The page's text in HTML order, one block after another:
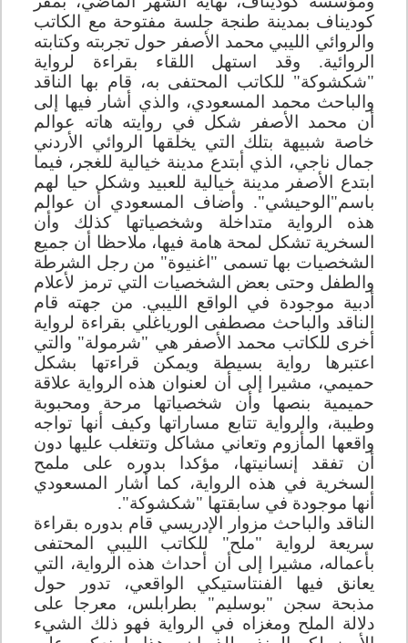
كوديناف بمدينة طنجة جلسة مفتوحة مع الكاتب
والروائي الليبي محمد الأصفر حول تجربته وكتابته
الروائية. وقد استهل اللقاء بقراءة لرواية
"شكشوكة" للكاتب المحتفى به، قام بها الناقد
والباحث محمد المسعودي، والذي أشار فيها إلى
أن محمد الأصفر شكل في روايته هاته عوالم
خاصة شبيهة بتلك التي يخلقها الروائي الأردني
جمال ناجي، الذي أبتدع مدينة خيالية للغجر، فيما
ابتدع الأصفر مدينة خيالية للعبيد وشكل حيا لهم
باسم"الوحيشي". وأضاف المسعودي أن عوالم
هذه الرواية متداخلة وشخصياتها كذلك وأن
السخرية تشكل لمحة هامة فيها، ملاحظا أن جميع
الشخصيات بها تسمى "اغنيوة" من رجل الشرطة
والطفل وحتى بعض الشخصيات التي ترمز لأعلام
أدبية موجودة في الواقع الليبي. من جهته قام
الناقد والباحث مصطفى الورياغلي بقراءة لرواية
أخرى للكاتب محمد الأصفر هي "شرمولة" والتي
اعتبرها رواية بسيطة ويمكن قراءتها بشكل
حميمي، مشيرا إلى أن لعنوان هذه الرواية علاقة
حميمية بنصها وأن شخصياتها مرحة ومحبوبة
وطيبة، والرواية تتابع مساراتها وكيف أنها تواجه
واقعها المأزوم وتعاني مشاكل وتتغلب عليها دون
أن تفقد إنسانيتها، مؤكدا بدوره على ملمح
السخرية في هذه الرواية، كما أشار المسعودي
أنها موجودة في سابقتها "شكشوكة".
الناقد والباحث مزوار الإدريسي قام بدوره بقراءة
سريعة لرواية "ملح" للكاتب الليبي المحتفى
بأعماله، مشيرا إلى أن أحداث هذه الرواية، التي
يعانق فيها الفنتاستيكي الواقعي، تدور حول
مذبحة سجن "بوسليم" بطرابلس، معرجا على
دلالة الملح ومغزاه في الرواية فهو ذلك الشيء